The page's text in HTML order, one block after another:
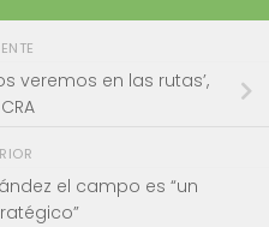
veremos en las rutas’,
el campo es “un